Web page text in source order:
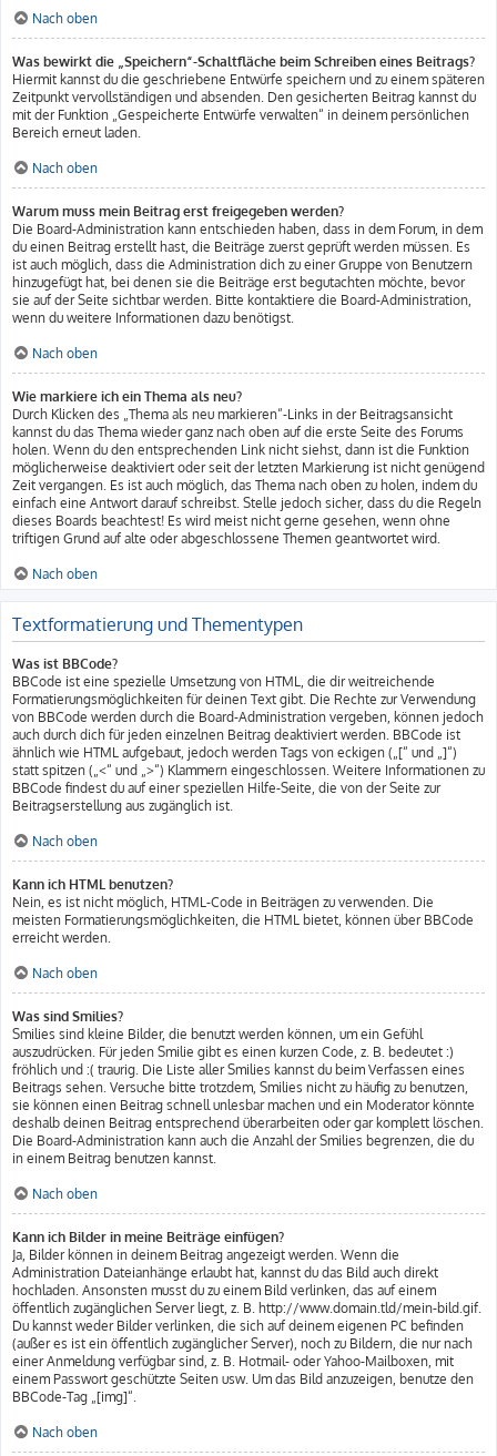
Nach oben
Was bewirkt die „Speichern“-Schaltfläche beim Schreiben eines Beitrags?
Hiermit kannst du die geschriebene Entwürfe speichern und zu einem späteren
Zeitpunkt vervollständigen und absenden. Den gesicherten Beitrag kannst du
mit der Funktion „Gespeicherte Entwürfe verwalten“ in deinem persönlichen
Bereich erneut laden.
Nach oben
Warum muss mein Beitrag erst freigegeben werden?
Die Board-Administration kann entschieden haben, dass in dem Forum, in dem
du einen Beitrag erstellt hast, die Beiträge zuerst geprüft werden müssen. Es
ist auch möglich, dass die Administration dich zu einer Gruppe von Benutzern
hinzugefügt hat, bei denen sie die Beiträge erst begutachten möchte, bevor
sie auf der Seite sichtbar werden. Bitte kontaktiere die Board-Administration,
wenn du weitere Informationen dazu benötigst.
Nach oben
Wie markiere ich ein Thema als neu?
Durch Klicken des „Thema als neu markieren“-Links in der Beitragsansicht
kannst du das Thema wieder ganz nach oben auf die erste Seite des Forums
holen. Wenn du den entsprechenden Link nicht siehst, dann ist die Funktion
möglicherweise deaktiviert oder seit der letzten Markierung ist nicht genügend
Zeit vergangen. Es ist auch möglich, das Thema nach oben zu holen, indem du
einfach eine Antwort darauf schreibst. Stelle jedoch sicher, dass du die Regeln
dieses Boards beachtest! Es wird meist nicht gerne gesehen, wenn ohne
triftigen Grund auf alte oder abgeschlossene Themen geantwortet wird.
Nach oben
Textformatierung und Thementypen
Was ist BBCode?
BBCode ist eine spezielle Umsetzung von HTML, die dir weitreichende
Formatierungsmöglichkeiten für deinen Text gibt. Die Rechte zur Verwendung
von BBCode werden durch die Board-Administration vergeben, können jedoch
auch durch dich für jeden einzelnen Beitrag deaktiviert werden. BBCode ist
ähnlich wie HTML aufgebaut, jedoch werden Tags von eckigen („[“ und „]“)
statt spitzen („<“ und „>“) Klammern eingeschlossen. Weitere Informationen zu
BBCode findest du auf einer speziellen Hilfe-Seite, die von der Seite zur
Beitragserstellung aus zugänglich ist.
Nach oben
Kann ich HTML benutzen?
Nein, es ist nicht möglich, HTML-Code in Beiträgen zu verwenden. Die
meisten Formatierungsmöglichkeiten, die HTML bietet, können über BBCode
erreicht werden.
Nach oben
Was sind Smilies?
Smilies sind kleine Bilder, die benutzt werden können, um ein Gefühl
auszudrücken. Für jeden Smilie gibt es einen kurzen Code, z. B. bedeutet :)
fröhlich und :( traurig. Die Liste aller Smilies kannst du beim Verfassen eines
Beitrags sehen. Versuche bitte trotzdem, Smilies nicht zu häufig zu benutzen,
sie können einen Beitrag schnell unlesbar machen und ein Moderator könnte
deshalb deinen Beitrag entsprechend überarbeiten oder gar komplett löschen.
Die Board-Administration kann auch die Anzahl der Smilies begrenzen, die du
in einem Beitrag benutzen kannst.
Nach oben
Kann ich Bilder in meine Beiträge einfügen?
Ja, Bilder können in deinem Beitrag angezeigt werden. Wenn die
Administration Dateianhänge erlaubt hat, kannst du das Bild auch direkt
hochladen. Ansonsten musst du zu einem Bild verlinken, das auf einem
öffentlich zugänglichen Server liegt, z. B. http://www.domain.tld/mein-bild.gif.
Du kannst weder Bilder verlinken, die sich auf deinem eigenen PC befinden
(außer es ist ein öffentlich zugänglicher Server), noch zu Bildern, die nur nach
einer Anmeldung verfügbar sind, z. B. Hotmail- oder Yahoo-Mailboxen, mit
einem Passwort geschützte Seiten usw. Um das Bild anzuzeigen, benutze den
BBCode-Tag „[img]“.
Nach oben